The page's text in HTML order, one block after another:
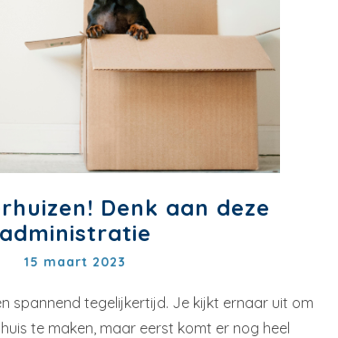
Denk aan deze
administratie
15 maart 2023
spannend tegelijkertijd. Je kijkt ernaar uit om
te maken, maar eerst komt er nog heel